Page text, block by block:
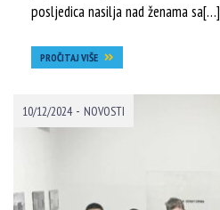
posljedica nasilja nad ženama sa[…]
PROČITAJ VIŠE
10/12/2024 - NOVOSTI